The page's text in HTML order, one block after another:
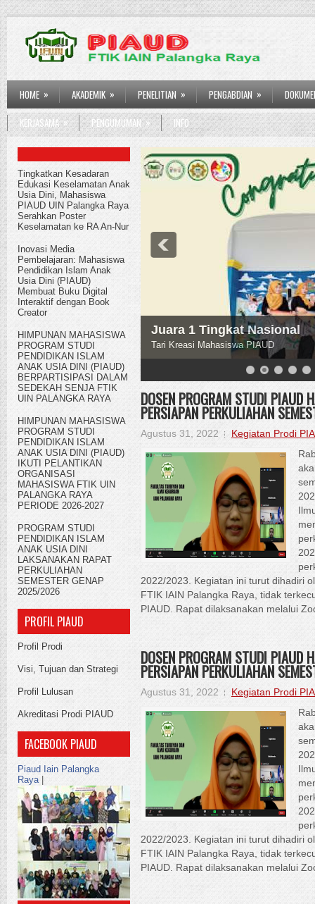
HOME » AKADEMIK » PENELITIAN » PENGABDIAN »
KERJASAMA » PENGUMUMAN » INFO
Tingkatkan Kesadaran
Edukasi Keselamatan Anak
Usia Dini, Mahasiswa
PIAUD UIN Palangka Raya
Serahkan Poster
Keselamatan ke RA An-Nur
Inovasi Media
Pembelajaran: Mahasiswa
Pendidikan Islam Anak
Usia Dini (PIAUD)
Membuat Buku Digital
Interaktif dengan Book
Creator
HIMPUNAN MAHASISWA
PROGRAM STUDI
PENDIDIKAN ISLAM
ANAK USIA DINI (PIAUD)
BERPARTISIPASI DALAM
SEDEKAH SENJA FTIK
UIN PALANGKA RAYA
HIMPUNAN MAHASISWA
PROGRAM STUDI
PENDIDIKAN ISLAM
ANAK USIA DINI (PIAUD)
IKUTI PELANTIKAN
ORGANISASI
MAHASISWA FTIK UIN
PALANGKA RAYA
PERIODE 2026-2027
PROGRAM STUDI
PENDIDIKAN ISLAM
ANAK USIA DINI
LAKSANAKAN RAPAT
PERKULIAHAN
SEMESTER GENAP
2025/2026
PROFIL PIAUD
Profil Prodi
Visi, Tujuan dan Strategi
Profil Lulusan
Akreditasi Prodi PIAUD
FACEBOOK PIAUD
Piaud Iain Palangka
Raya|
Eksternal Benchmarking
IAIN Palangkaraya
Bersama Pengelola Lembaga, Ketua
Raya
DOSEN PROGRAM STUDI PIAUD
PERSIAPAN PERKULIAHAN
Agustus 31, 2022
Kegiatan Prodi
2022/2023. Kegiatan ini turut dihadiri
FTIK IAIN Palangka Raya, tidak
PIAUD. Rapat dilaksanakan melalui
DOSEN PROGRAM STUDI PIAUD
PERSIAPAN PERKULIAHAN
Agustus 31, 2022
Kegiatan Prodi
2022/2023. Kegiatan ini turut dihadiri
FTIK IAIN Palangka Raya, tidak
PIAUD. Rapat dilaksanakan melalui